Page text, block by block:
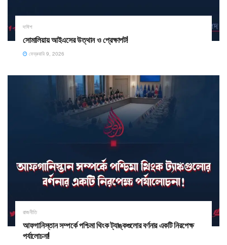
দাঈশ
সোমালিয়ায় আইএসের উত্থান ও প্রেক্ষাপট!
ফেব্রুয়ারি 9, 2026
রাজনীতি
আফগানিস্তান সম্পর্কে পশ্চিমা থিংক ট্যাঙ্কগুলোর বর্ণনার একটি নিরপেক্ষ
পর্যালোচনা!